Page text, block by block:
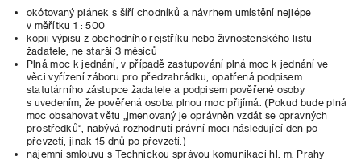
okótovaný plánek s šíří chodníků a návrhem umístění nejlépe
v měřítku 1 : 500
kopii výpisu z obchodního rejstříku nebo živnostenského listu
žadatele, ne starší 3 měsíců
Plná moc k jednání, v případě zastupování plná moc k jednání ve
věci vyřízení záboru pro předzahrádku, opatřená podpisem
statutárního zástupce žadatele a podpisem pověřené osoby
s uvedením, že pověřená osoba plnou moc přijímá. (Pokud bude plná
moc obsahovat větu „jmenovaný je oprávněn vzdát se opravných
prostředků“, nabývá rozhodnutí právní moci následující den po
převzetí, jinak 15 dnů po převzetí.)
nájemní smlouvu s Technickou správou komunikací hl. m. Prahy